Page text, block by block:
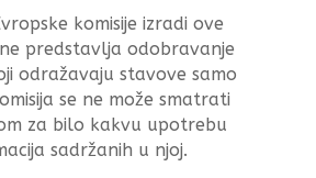
komisije izradi ove
predstavlja odobravanje
odražavaju stavove samo
se ne može smatrati
za bilo kakvu upotrebu
sadržanih u njoj.